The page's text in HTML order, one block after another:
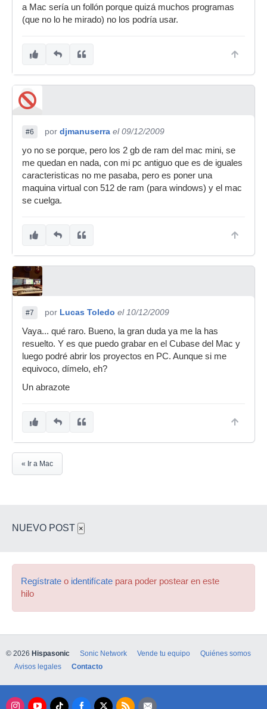
a Mac sería un follón porque quizá muchos programas
(que no lo he mirado) no los podría usar.
#6 por djmanuserra el 09/12/2009
yo no se porque, pero los 2 gb de ram del mac mini, se
me quedan en nada, con mi pc antiguo que es de iguales
caracteristicas no me pasaba, pero es poner una
maquina virtual con 512 de ram (para windows) y el mac
se cuelga.
#7 por Lucas Toledo el 10/12/2009
Vaya... qué raro. Bueno, la gran duda ya me la has
resuelto. Y es que puedo grabar en el Cubase del Mac y
luego podré abrir los proyectos en PC. Aunque si me
equivoco, dímelo, eh?
Un abrazote
« Ir a Mac
NUEVO POST ×
Regístrate o identifícate para poder postear en este
hilo
© 2026 Hispasonic Sonic Network Vende tu equipo
Quiénes somos
Avisos legales
Contacto